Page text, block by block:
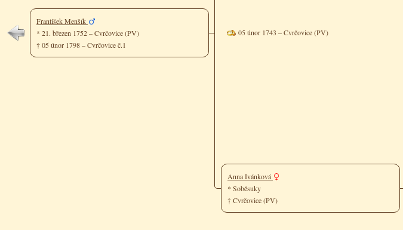
František Menšík
* 21. březen 1752 – Cvrčovice (PV)
† 05 únor 1798 – Cvrčovice č.1
05 únor 1743 – Cvrčovice (PV)
Anna Ivánková
* Soběsuky
† Cvrčovice (PV)